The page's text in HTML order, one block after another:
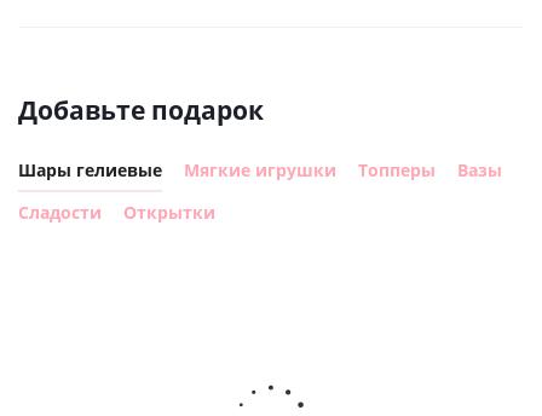
Добавьте подарок
Шары гелиевые Мягкие игрушки Топперы
Вазы
Сладости
Открытки